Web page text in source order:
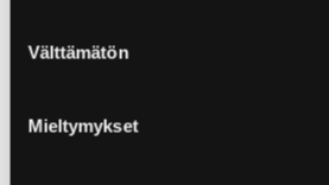
valinta
Välttämätön
Mieltymykset